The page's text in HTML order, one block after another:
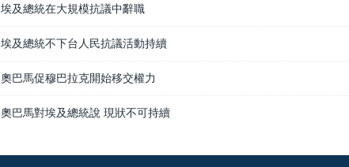
埃及總統在大規模抗議中辭職
埃及總統不下台人民抗議活動持續
奧巴馬促穆巴拉克開始移交權力
奧巴馬對埃及總統說 現狀不可持續